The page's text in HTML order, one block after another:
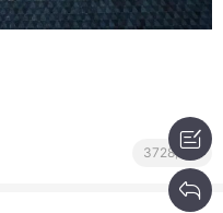
3728阅读